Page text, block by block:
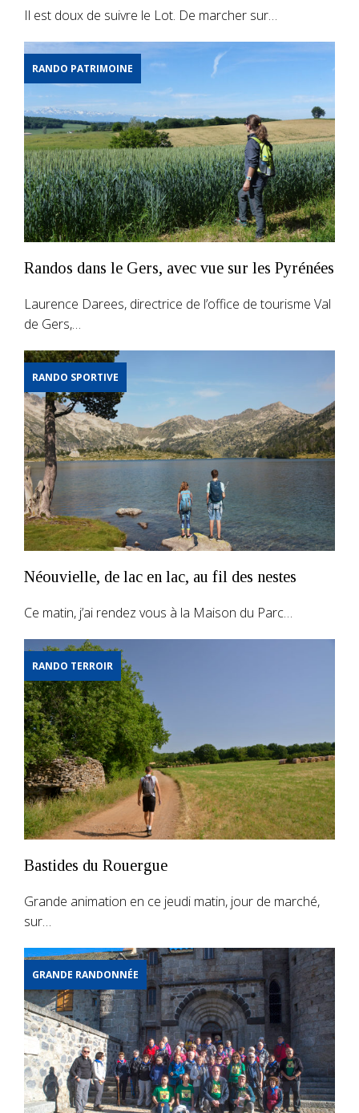
Il est doux de suivre le Lot. De marcher sur…
RANDO PATRIMOINE
Randos dans le Gers, avec vue sur les Pyrénées
Laurence Darees, directrice de l’office de tourisme Val
de Gers,…
RANDO SPORTIVE
Néouvielle, de lac en lac, au fil des nestes
Ce matin, j’ai rendez vous à la Maison du Parc…
RANDO TERROIR
Bastides du Rouergue
Grande animation en ce jeudi matin, jour de marché,
sur…
GRANDE RANDONNÉE